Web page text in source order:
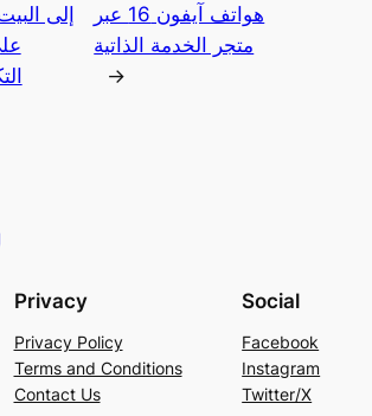
إلى
هواتف آيفون 16 عبر
متجر الخدمة الذاتية
→
Privacy
Privacy Policy
Terms and Conditions
Contact Us
Social
Facebook
Instagram
Twitter/X